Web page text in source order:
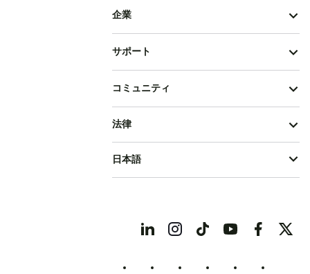
企業
サポート
コミュニティ
法律
日本語